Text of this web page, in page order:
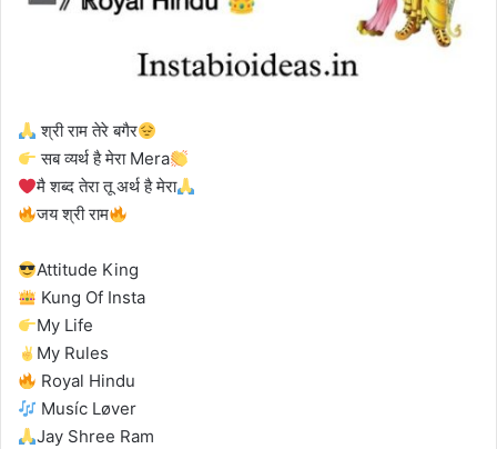
श्री राम तेरे बगैर
सब व्यर्थ है मेरा Mera
मै शब्द तेरा तू अर्थ है मेरा
जय श्री राम
Attitude King
Kung Of Insta
My Life
My Rules
Royal Hindu
Musíc Løver
Jay Shree Ram